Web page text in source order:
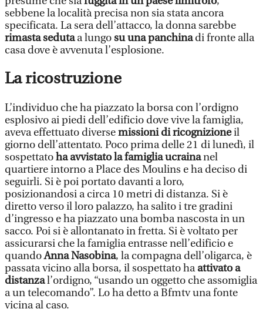
sebbene la località precisa non sia stata ancora
specificata. La sera dell’attacco, la donna sarebbe
rimasta sedutaa lungosu una panchinadi fronte alla
casa dove è avvenuta l’esplosione.
La ricostruzione
L’individuo che ha piazzato la borsa con l’ordigno
esplosivo ai piedi dell’edificio dove vive la famiglia,
aveva effettuato diversemissioni di ricognizioneil
giorno dell’attentato. Poco prima delle 21 di lunedì, il
sospettatoha avvistato la famiglia ucrainanel
quartiere intorno a Place des Moulins e ha deciso di
seguirli. Si è poi portato davanti a loro,
posizionandosi a circa 10 metri di distanza. Si è
diretto verso il loro palazzo, ha salito i tre gradini
d’ingresso e ha piazzato una bomba nascosta in un
sacco. Poi si è allontanato in fretta. Si è voltato per
assicurarsi che la famiglia entrasse nell’edificio e
quandoAnna Nasobina, la compagna dell’oligarca, è
passata vicino alla borsa, il sospettato haattivato a
distanzal’ordigno, “usando un oggetto che assomiglia
a un telecomando”. Lo ha detto a Bfmtv una fonte
vicina al caso.